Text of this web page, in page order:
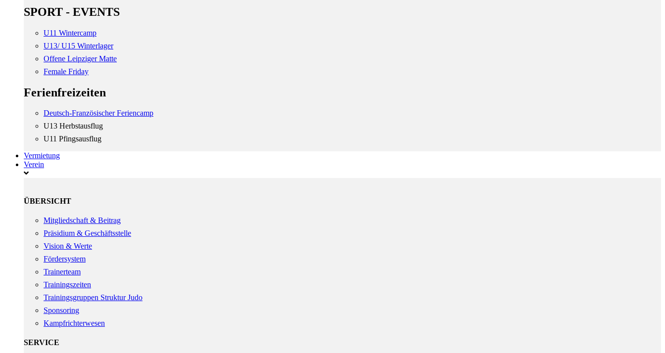
SPORT - EVENTS
U11 Wintercamp
U13/ U15 Winterlager
Offene Leipziger Matte
Female Friday
Ferienfreizeiten
Deutsch-Französischer Feriencamp
U13 Herbstausflug
U11 Pfingsausflug
Vermietung
Verein
ÜBERSICHT
Mitgliedschaft & Beitrag
Präsidium & Geschäftsstelle
Vision & Werte
Fördersystem
Trainerteam
Trainingszeiten
Trainingsgruppen Struktur Judo
Sponsoring
Kampfrichterwesen
SERVICE